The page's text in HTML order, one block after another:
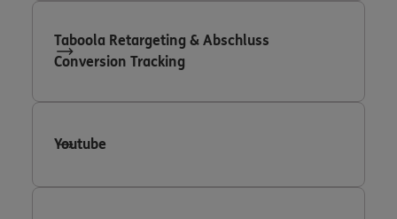
Taboola Retargeting & Abschluss
Conversion Tracking
Youtube